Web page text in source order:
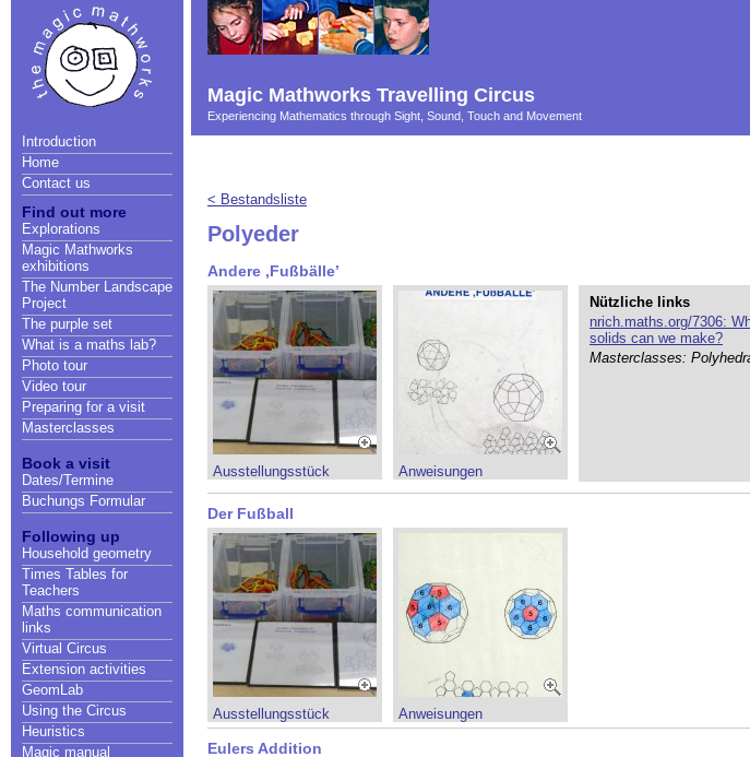
Introduction
Home
Contact us
Find out more
Explorations
Magic Mathworks
exhibitions
The Number Landscape
Project
The purple set
What is a maths lab?
Photo tour
Video tour
Preparing for a visit
Masterclasses
Book a visit
Dates/Termine
Buchungs Formular
Following up
Household geometry
Times Tables for
Teachers
Maths communication
links
Virtual Circus
Extension activities
GeomLab
Using the Circus
Heuristics
Magic manual
Magic Mathworks Travelling Circus
Experiencing Mathematics through Sight, Sound, Touch and Movement
< Bestandsliste
Polyeder
Andere ,Fußbälle’
Ausstellungsstück Anweisungen
Nützliche links
nrich.maths.org/7306:
solids can we make?
Masterclasses:
Der Fußball
Ausstellungsstück Anweisungen
Eulers Addition